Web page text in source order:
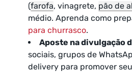
(farofa, vinagrete, pão de
médio. Aprenda como
para churrasco.
Aposte na divulgação
sociais, grupos de
delivery para promover